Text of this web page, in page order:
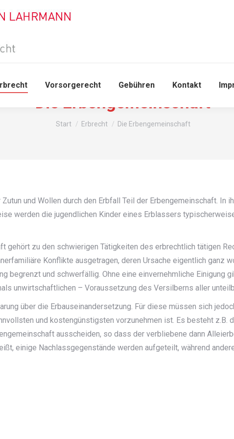
Vorsorgerecht Gebühren Kontakt
Die Erbengemeinschaft
Sie befinden sich hier:
Start Erbrecht Die Erbengemeinschaft
und Wollen durch den Erbfall Teil der Erbengemeinschaft. In
werden die jugendlichen Kinder eines Erblassers
gehört zu den schwierigen Tätigkeiten des erbrechtlich tätigen
Konflikte ausgetragen, deren Ursache eigentlich ganz
begrenzt und schwerfällig. Ohne eine einvernehmliche Einigung
unwirtschaftlichen – Voraussetzung des Versilberns aller
über die Erbauseinandersetzung. Für diese müssen sich
und kostengünstigsten vorzunehmen ist. Es besteht
ausscheiden, so dass der verbliebene dann
einige Nachlassgegenstände werden aufgeteilt, während